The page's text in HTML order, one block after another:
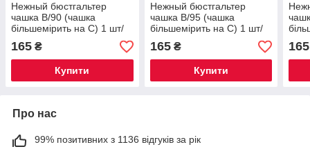
Нежный бюстгальтер
чашка В/90 (чашка
більшемірить на С) 1 шт/
уп
165 ₴
Купити
Нежный бюстгальтер
чашка В/95 (чашка
більшемірить на С) 1 шт/
уп
165₴
Купити
уп
165
Про нас
99% позитивних з 1136 відгуків за рік